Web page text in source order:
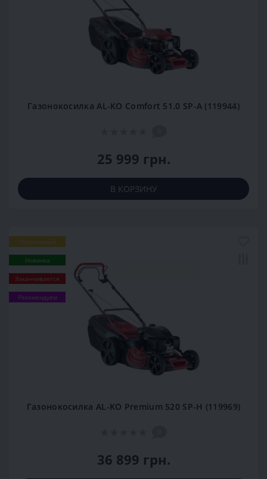
Газонокосилка AL-KO Comfort 51.0 SP-A (119944)
25 999 грн.
В КОРЗИНУ
Популярный
Новинка
Заканчивается
Рекомендуем
Газонокосилка AL-KO Premium 520 SP-H (119969)
36 899 грн.